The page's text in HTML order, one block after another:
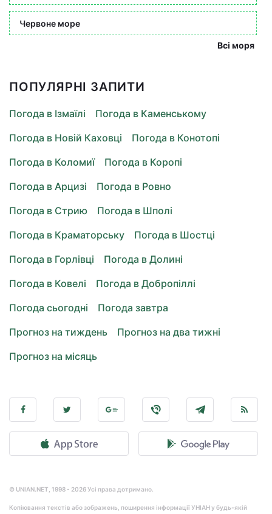
Червоне море
Всі моря
ПОПУЛЯРНІ ЗАПИТИ
Погода в Ізмаїлі
Погода в Каменському
Погода в Новій Каховці
Погода в Конотопі
Погода в Коломиї
Погода в Коропі
Погода в Арцизі
Погода в Ровно
Погода в Стрию
Погода в Шполі
Погода в Краматорську
Погода в Шостці
Погода в Горлівці
Погода в Долині
Погода в Ковелі
Погода в Добропіллі
Погода сьогодні
Погода завтра
Прогноз на тиждень
Прогноз на два тижні
Прогноз на місяць
© UNIAN.NET, 1998 - 2026 Усі права дотримано.
Копіювання текстів або зображень, поширення інформації УНІАН у будь-якій